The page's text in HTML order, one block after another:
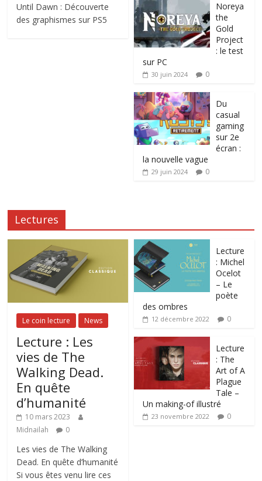
Until Dawn : Découverte
des graphismes sur PS5
Noreya
the
Gold
Project
: le test
sur PC
30 juin 2024 0
Du
casual
gaming
sur 2e
écran :
la nouvelle vague
29 juin 2024 0
Lectures
Le coin lecture News
Lecture : Les
vies de The
Walking Dead.
En quête
d’humanité
10 mars 2023
Midnailah
0
Les vies de The Walking
Dead. En quête d’humanité
Si vous êtes venu lire ces
Lecture
: Michel
Ocelot
– Le
poète
des ombres
12 décembre 2022 0
Lecture
: The
Art of A
Plague
Tale –
Un making-of illustré
23 novembre 2022 0